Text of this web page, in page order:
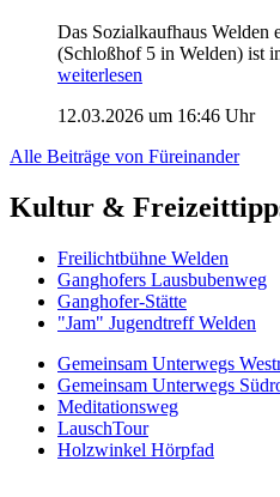
Das Sozialkaufhaus Welden
(Schloßhof 5 in Welden)
weiterlesen
12.03.2026 um 16:46 Uhr
Alle Beiträge von Füreinander
Kultur &
Freilicht­bühne Welden
Ganghofers Lausbubenweg
Ganghofer-Stätte
"Jam" Jugendtreff Welden
Gemeinsam Unterwegs
Gemeinsam Unterwegs
Meditationsweg
LauschTour
Holzwinkel Hörpfad